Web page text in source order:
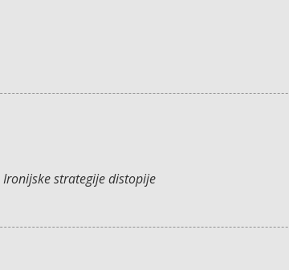
Ironijske strategije distopije